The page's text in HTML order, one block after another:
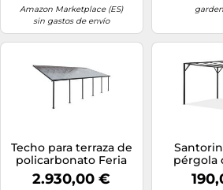
Amazon Marketplace (ES)
sin gastos de envío
Techo para terraza de
policarbonato Feria
Palram - Canopia 3 x
9,15 m gris
2.930,00 €
pérgola
antracita